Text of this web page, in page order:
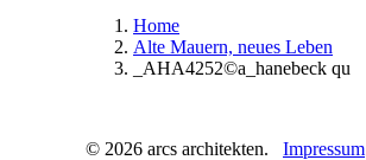
Home
Alte Mauern, neues Leben
_AHA4252©a_hanebeck qu
© 2026 arcs architekten. Impressum